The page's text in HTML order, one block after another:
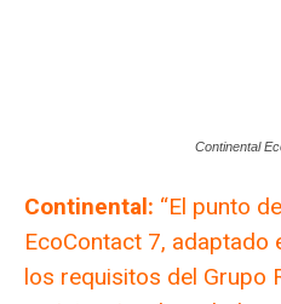
Continental
Continental: “El punto
EcoContact 7, adaptado
los requisitos del Grupo